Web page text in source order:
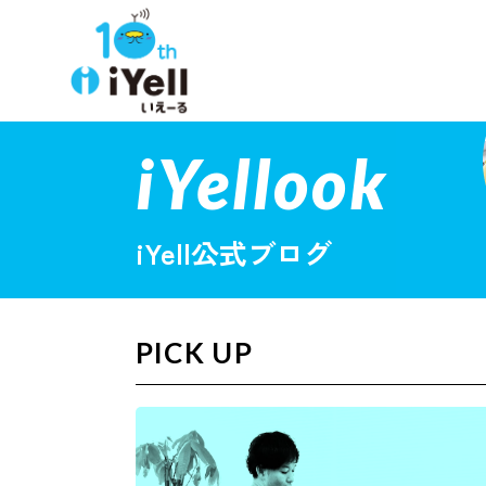
iYellook
iYell公式ブログ
PICK UP